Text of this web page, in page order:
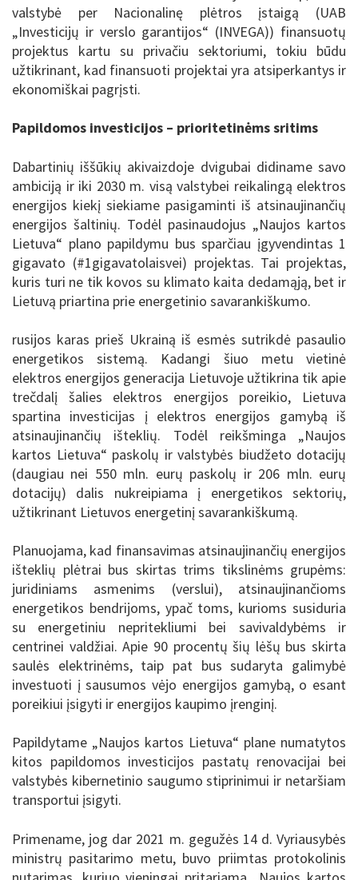
valstybė per Nacionalinę plėtros įstaigą (UAB
„Investicijų ir verslo garantijos“ (INVEGA)) finansuotų
projektus kartu su privačiu sektoriumi, tokiu būdu
užtikrinant, kad finansuoti projektai yra atsiperkantys ir
ekonomiškai pagrįsti.
Papildomos investicijos – prioritetinėms sritims
Dabartinių iššūkių akivaizdoje dvigubai didiname savo
ambiciją ir iki 2030 m. visą valstybei reikalingą elektros
energijos kiekį siekiame pasigaminti iš atsinaujinančių
energijos šaltinių. Todėl pasinaudojus „Naujos kartos
Lietuva“ plano papildymu bus sparčiau įgyvendintas 1
gigavato (#1gigavatolaisvei) projektas. Tai projektas,
kuris turi ne tik kovos su klimato kaita dedamąją, bet ir
Lietuvą priartina prie energetinio savarankiškumo.
rusijos karas prieš Ukrainą iš esmės sutrikdė pasaulio
energetikos sistemą. Kadangi šiuo metu vietinė
elektros energijos generacija Lietuvoje užtikrina tik apie
trečdalį šalies elektros energijos poreikio, Lietuva
spartina investicijas į elektros energijos gamybą iš
atsinaujinančių išteklių. Todėl reikšminga „Naujos
kartos Lietuva“ paskolų ir valstybės biudžeto dotacijų
(daugiau nei 550 mln. eurų paskolų ir 206 mln. eurų
dotacijų) dalis nukreipiama į energetikos sektorių,
užtikrinant Lietuvos energetinį savarankiškumą.
Planuojama, kad finansavimas atsinaujinančių energijos
išteklių plėtrai bus skirtas trims tikslinėms grupėms:
juridiniams asmenims (verslui), atsinaujinančioms
energetikos bendrijoms, ypač toms, kurioms susiduria
su energetiniu nepritekliumi bei savivaldybėms ir
centrinei valdžiai. Apie 90 procentų šių lėšų bus skirta
saulės elektrinėms, taip pat bus sudaryta galimybė
investuoti į sausumos vėjo energijos gamybą, o esant
poreikiui įsigyti ir energijos kaupimo įrenginį.
Papildytame „Naujos kartos Lietuva“ plane numatytos
kitos papildomos investicijos pastatų renovacijai bei
valstybės kibernetinio saugumo stiprinimui ir netaršiam
transportui įsigyti.
Primename, jog dar 2021 m. gegužės 14 d. Vyriausybės
ministrų pasitarimo metu, buvo priimtas protokolinis